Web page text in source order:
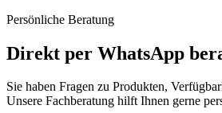
Persönliche Beratung
Direkt per WhatsApp
Sie haben Fragen zu Produkten,
Unsere Fachberatung hilft Ihnen gerne